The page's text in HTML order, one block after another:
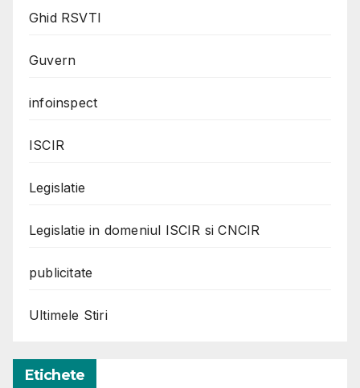
Ghid RSVTI
Guvern
infoinspect
ISCIR
Legislatie
Legislatie in domeniul ISCIR si CNCIR
publicitate
Ultimele Stiri
Etichete